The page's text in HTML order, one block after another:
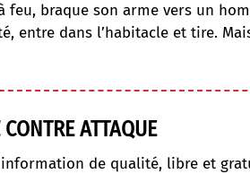
feu, braque son arme vers un
entre dans l’habitacle et tire.
ATTAQUE
de qualité, libre et